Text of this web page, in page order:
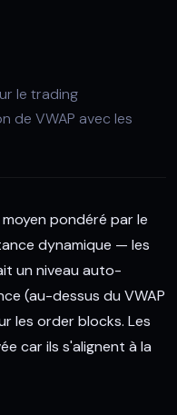
le trading
de VWAP avec les
pondéré par le
dynamique — les
un niveau auto-
(au-dessus du VWAP
les order blocks. Les
car ils s'alignent à la